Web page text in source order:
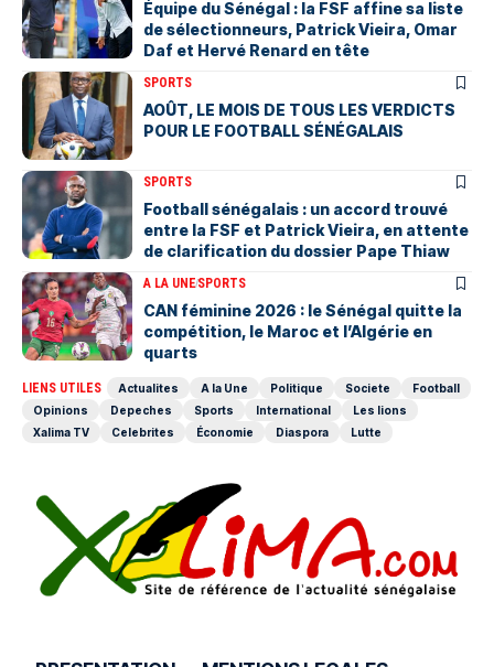
Équipe du Sénégal : la FSF affine sa liste
de sélectionneurs, Patrick Vieira, Omar
Daf et Hervé Renard en tête
SPORTS
AOÛT, LE MOIS DE TOUS LES VERDICTS
POUR LE FOOTBALL SÉNÉGALAIS
SPORTS
Football sénégalais : un accord trouvé
entre la FSF et Patrick Vieira, en attente
de clarification du dossier Pape Thiaw
A LA UNESPORTS
‎CAN féminine 2026 : le Sénégal quitte la
compétition, le Maroc et l’Algérie en
quarts
LIENS UTILES Actualites A la Une Politique Societe
Football
Opinions
Depeches Sports International
Les lions
Xalima TV
Celebrites Économie Diaspora Lutte